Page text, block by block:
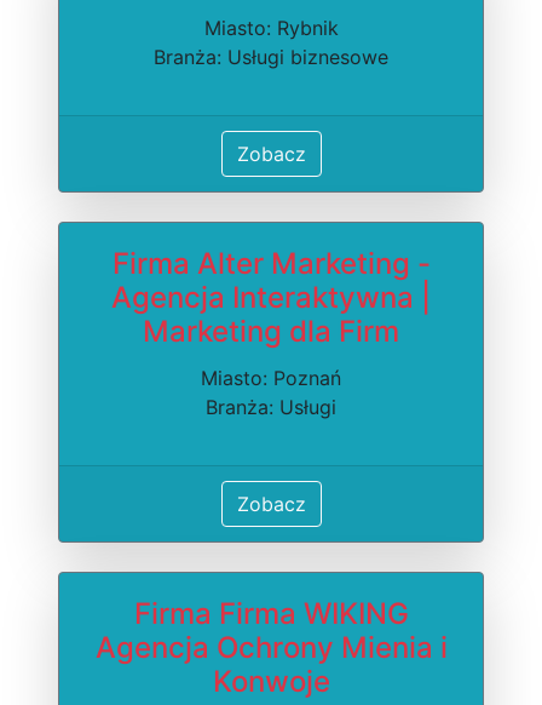
Miasto: Rybnik
Branża: Usługi biznesowe
Zobacz
Firma Alter Marketing -
Agencja Interaktywna |
Marketing dla Firm
Miasto: Poznań
Branża: Usługi
Zobacz
Firma Firma WIKING
Agencja Ochrony Mienia i
Konwoje